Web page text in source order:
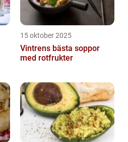
15 oktober 2025
Vintrens bästa soppor
med rotfrukter